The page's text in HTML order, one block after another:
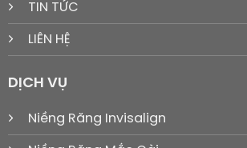
TIN TỨC
LIÊN HỆ
DỊCH VỤ
Niềng Răng Invisalign